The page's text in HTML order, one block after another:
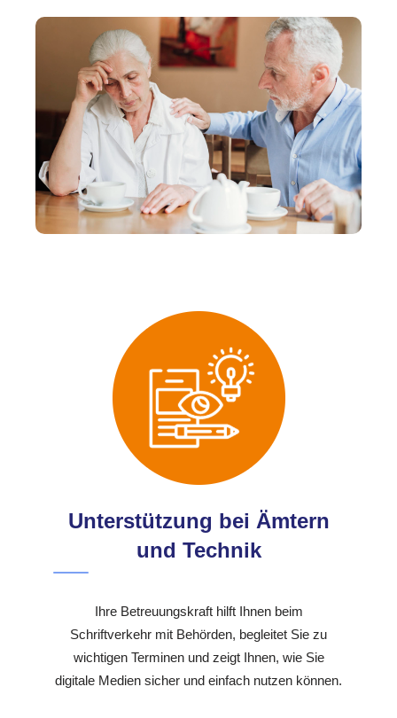
Unterstützung bei Ämtern
und Technik
Ihre Betreuungskraft hilft Ihnen beim
Schriftverkehr mit Behörden, begleitet Sie zu
wichtigen Terminen und zeigt Ihnen, wie Sie
digitale Medien sicher und einfach nutzen können.